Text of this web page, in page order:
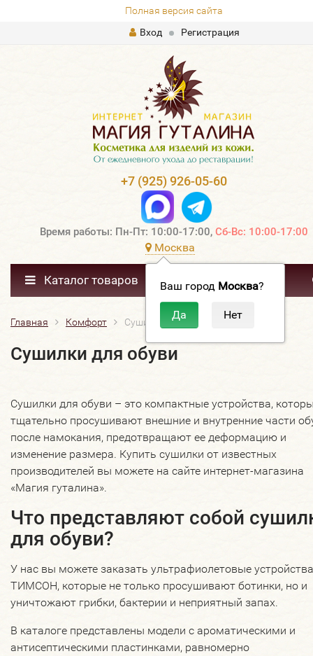
Полная версия сайта
Вход
Регистрация
+7 (925) 926-05-60
Время работы: Пн-Пт: 10:00-17:00, Сб-Вс: 10:00-17:00
Москва
Ваш город Москва?
Каталог товаров
Главная Комфорт Сушилки для обуви
Сушилки для обуви
Сушилки для обуви – это компактные устройства,
тщательно просушивают внешние и внутренние части
после намокания, предотвращают ее деформацию и
изменение размера. Купить сушилки от известных
производителей вы можете на сайте интернет-магазина
«Магия гуталина».
Что представляют собой
для обуви?
У нас вы можете заказать ультрафиолетовые устройства
ТИМСОН, которые не только просушивают ботинки, но и
уничтожают грибки, бактерии и неприятный запах.
В каталоге представлены модели с ароматическими и
антисептическими пластинками, равномерно